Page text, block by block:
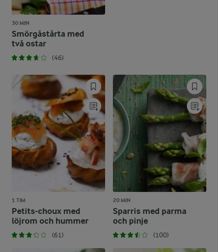
30 MIN
Smörgåstårta med
två ostar
(46)
1 TIM
Petits-choux med
löjrom och hummer
(61)
20 MIN
Sparris med parma
och pinje
(100)